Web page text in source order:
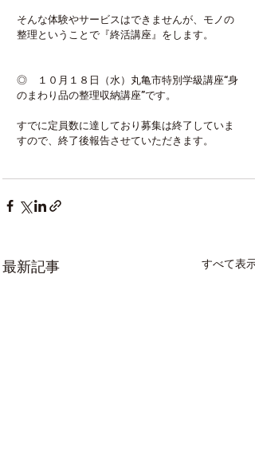
そんな体験やサービスはできませんが、モノの
整理ということで『終活講座』をします。
◎　１０月１８日（水）丸亀市特別学級講座“身
のまわり品の整理収納講座”です。
すでに定員数に達しており募集は終了していま
すので、終了後報告させていただきます。
最新記事 すべて表示